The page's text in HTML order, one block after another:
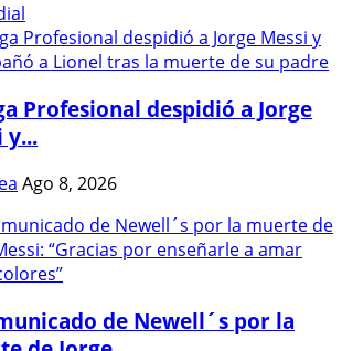
Profesional despidió a Jorge
y...
Ago 8, 2026
de Newell´s por la